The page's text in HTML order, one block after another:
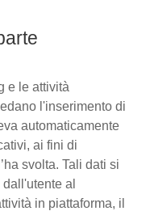
e le attività
l'inserimento di
automaticamente
ai fini di
svolta. Tali dati si
al
in piattaforma, il